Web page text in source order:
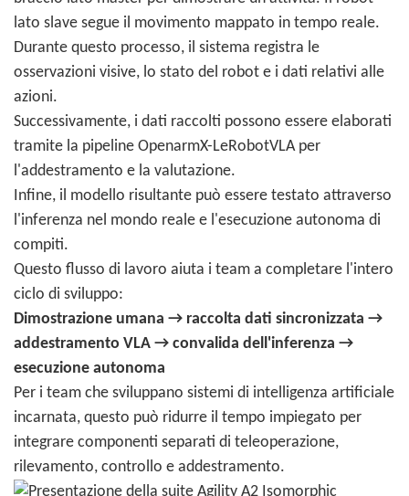
lato slave segue il movimento mappato in tempo reale.
Durante questo processo, il sistema registra le
osservazioni visive, lo stato del robot e i dati relativi alle
azioni.
Successivamente, i dati raccolti possono essere elaborati
tramite la pipeline OpenarmX-LeRobotVLA per
l'addestramento e la valutazione.
Infine, il modello risultante può essere testato attraverso
l'inferenza nel mondo reale e l'esecuzione autonoma di
compiti.
Questo flusso di lavoro aiuta i team a completare l'intero
ciclo di sviluppo:
Dimostrazione umana → raccolta dati sincronizzata →
addestramento VLA → convalida dell'inferenza →
esecuzione autonoma
Per i team che sviluppano sistemi di intelligenza artificiale
incarnata, questo può ridurre il tempo impiegato per
integrare componenti separati di teleoperazione,
rilevamento, controllo e addestramento.